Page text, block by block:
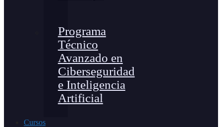
Programa
Técnico
Avanzado en
Ciberseguridad
e Inteligencia
Artificial
Cursos